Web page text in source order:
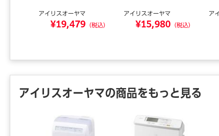
アイリスオーヤマ
¥19,479 （税込）
アイリスオーヤマ
¥15,980 （税込）
ア
アイリスオーヤマの商品をもっと見る